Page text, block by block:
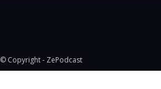
© Copyright - ZePodcast